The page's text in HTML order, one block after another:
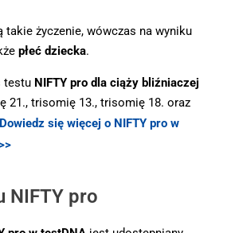
takie życzenie, wówczas na wyniku
płeć dziecka.
testu NIFTY pro dla ciąży bliźniaczej
21., trisomię 13., trisomię 18. oraz
Dowiedz się więcej o NIFTY pro w
NIFTY pro